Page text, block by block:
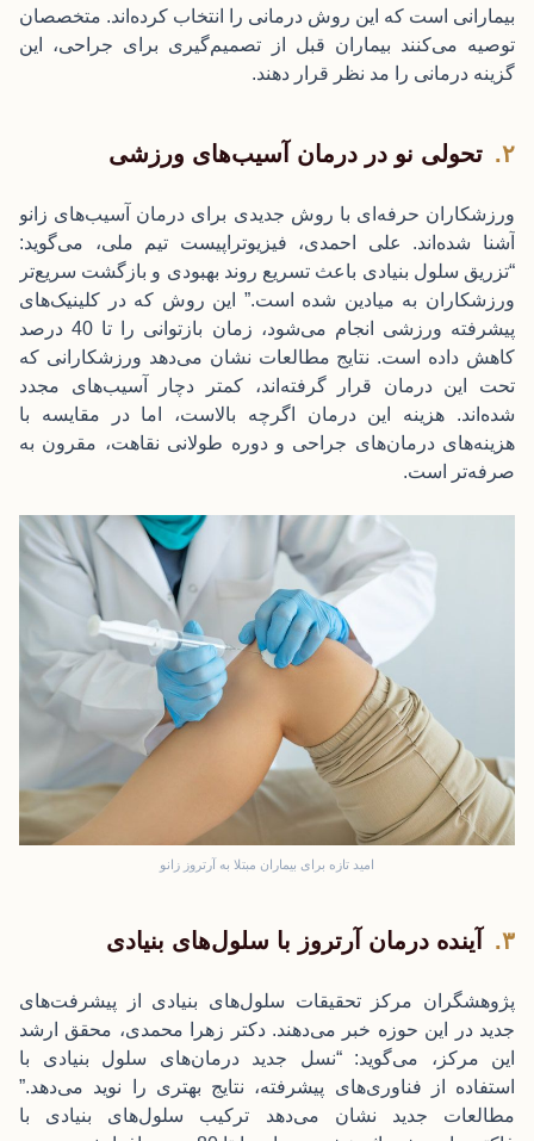
بیمارانی است که این روش درمانی را انتخاب کرده‌اند. متخصصان
توصیه می‌کنند بیماران قبل از تصمیم‌گیری برای جراحی، این
گزینه درمانی را مد نظر قرار دهند.
تحولی نو در درمان آسیب‌های ورزشی
ورزشکاران حرفه‌ای با روش جدیدی برای درمان آسیب‌های زانو
آشنا شده‌اند. علی احمدی، فیزیوتراپیست تیم ملی، می‌گوید:
“تزریق سلول بنیادی باعث تسریع روند بهبودی و بازگشت سریع‌تر
ورزشکاران به میادین شده است.” این روش که در کلینیک‌های
پیشرفته ورزشی انجام می‌شود، زمان بازتوانی را تا 40 درصد
کاهش داده است. نتایج مطالعات نشان می‌دهد ورزشکارانی که
تحت این درمان قرار گرفته‌اند، کمتر دچار آسیب‌های مجدد
شده‌اند. هزینه این درمان اگرچه بالاست، اما در مقایسه با
هزینه‌های درمان‌های جراحی و دوره طولانی نقاهت، مقرون به
صرفه‌تر است.
امید تازه برای بیماران مبتلا به آرتروز زانو
آینده درمان آرتروز با سلول‌های بنیادی
پژوهشگران مرکز تحقیقات سلول‌های بنیادی از پیشرفت‌های
جدید در این حوزه خبر می‌دهند. دکتر زهرا محمدی، محقق ارشد
این مرکز، می‌گوید: “نسل جدید درمان‌های سلول بنیادی با
استفاده از فناوری‌های پیشرفته، نتایج بهتری را نوید می‌دهد.”
مطالعات جدید نشان می‌دهد ترکیب سلول‌های بنیادی با